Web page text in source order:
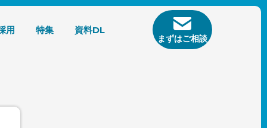
用 特集 資料DL
まずはご相談